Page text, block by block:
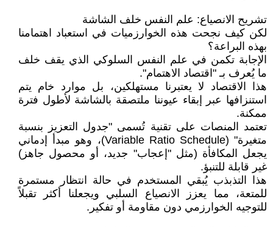
تشريح الانصياع: علم النفس خلف الشاشة
لكن كيف نجحت هذه الخوارزميات في استعباد اهتمامنا
بهذه البراعة؟
الإجابة تكمن في علم النفس السلوكي الذي يقف خلف
ما يُعرف بـ "اقتصاد الاهتمام".
هذا الاقتصاد لا يعتبرنا مستهلكين، بل موارد خام يتم
استنزافها عبر إبقاء عيوننا ملتصقة بالشاشة لأطول فترة
ممكنة.
تعتمد المنصات على تقنية تُسمى "جدول التعزيز بنسبة
متغيرة" (Variable Ratio Schedule)، وهو مبدأ إدماني
يجعل المكافأة (مثل "إعجاب" جديد، أو محصول جاهز)
غير قابلة للتنبؤ.
هذا التذبذب يُبقي المستخدم في حالة انتظار مستمرة
للمتعة، مما يعزز الانصياع السلبي ويجعلنا أكثر تقبلاً
للتوجيه الخوارزمي دون مقاومة أو تفكير.